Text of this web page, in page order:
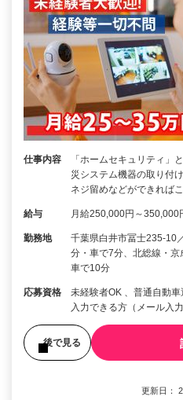
仕事内容
「ホームセキュリティ」
災システム機器の取り付
ネジ留めなどができれば
給与 月給250,000円～350,000
勤務地
千葉県白井市冨士235-10
分・車で7分、北総線・京
車で10分
応募資格
未経験者OK 、普通自動
入力できる方（メール入
後で見る
更新日：